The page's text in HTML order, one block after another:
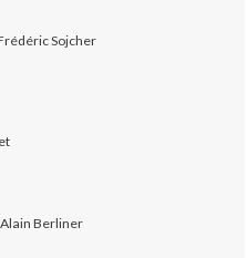
Sojcher
Berliner